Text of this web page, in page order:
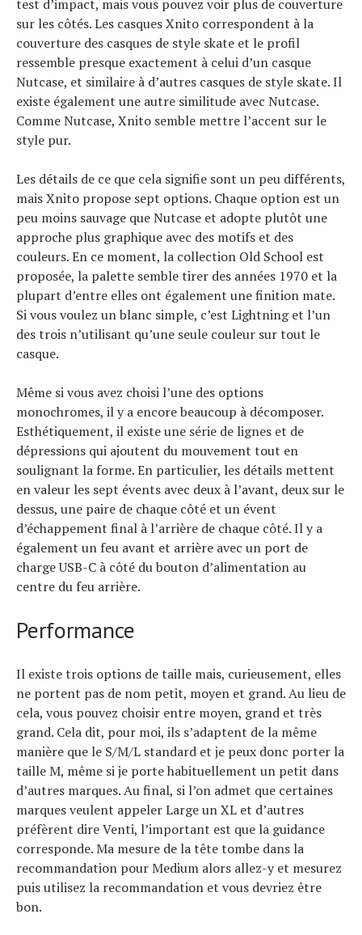
test d’impact, mais vous pouvez voir plus de couverture
sur les côtés. Les casques Xnito correspondent à la
couverture des casques de style skate et le profil
ressemble presque exactement à celui d’un casque
Nutcase, et similaire à d’autres casques de style skate. Il
existe également une autre similitude avec Nutcase.
Comme Nutcase, Xnito semble mettre l’accent sur le
style pur.
Les détails de ce que cela signifie sont un peu différents,
mais Xnito propose sept options. Chaque option est un
peu moins sauvage que Nutcase et adopte plutôt une
approche plus graphique avec des motifs et des
couleurs. En ce moment, la collection Old School est
proposée, la palette semble tirer des années 1970 et la
plupart d’entre elles ont également une finition mate.
Si vous voulez un blanc simple, c’est Lightning et l’un
des trois n’utilisant qu’une seule couleur sur tout le
casque.
Même si vous avez choisi l’une des options
monochromes, il y a encore beaucoup à décomposer.
Esthétiquement, il existe une série de lignes et de
dépressions qui ajoutent du mouvement tout en
soulignant la forme. En particulier, les détails mettent
en valeur les sept évents avec deux à l’avant, deux sur le
dessus, une paire de chaque côté et un évent
d’échappement final à l’arrière de chaque côté. Il y a
également un feu avant et arrière avec un port de
charge USB-C à côté du bouton d’alimentation au
centre du feu arrière.
Performance
Il existe trois options de taille mais, curieusement, elles
ne portent pas de nom petit, moyen et grand. Au lieu de
cela, vous pouvez choisir entre moyen, grand et très
grand. Cela dit, pour moi, ils s’adaptent de la même
manière que le S/M/L standard et je peux donc porter la
taille M, même si je porte habituellement un petit dans
d’autres marques. Au final, si l’on admet que certaines
marques veulent appeler Large un XL et d’autres
préfèrent dire Venti, l’important est que la guidance
corresponde. Ma mesure de la tête tombe dans la
recommandation pour Medium alors allez-y et mesurez
puis utilisez la recommandation et vous devriez être
bon.